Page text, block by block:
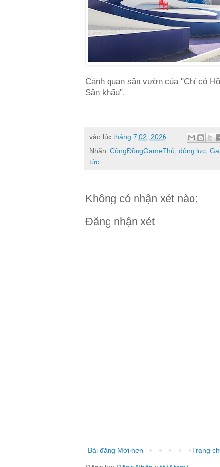
Cảnh quan sân vườn của "Chỉ có
Sân khấu".
vào lúc tháng 7 02, 2026
Nhãn: CộngĐồngGameThủ động lực
tức
Không có nhận xét nào:
Đăng nhận xét
Bài đăng Mới hơn Trang